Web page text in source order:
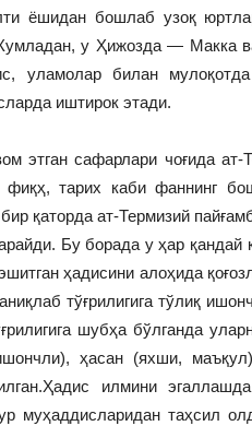
ёшидан бошлаб узоқ
у Ҳижозда — Макка
уламолар билан
иштирок этади.
этган сафарлари чоғида
фиқҳ, тарих каби фаннинг
қаторда ат-Термизий
Бу борада у ҳар қандай
ҳадисини алоҳида
тўғрилигига тўлиқ
шубҳа бўлганда
ҳасан (яхши,
илмини
муҳаддисларидан таҳсил